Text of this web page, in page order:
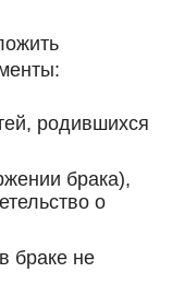
родившихся
брака),
о
браке не